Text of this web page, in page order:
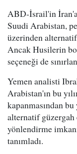
ABD-İsrail'in İran'a
Suudi Arabistan,
üzerinden
Ancak Husilerin
seçeneği de
Yemen analisti
Arabistan'ın bu
kapanmasından
alternatif güzergah
yönlendirme
tanımladı.